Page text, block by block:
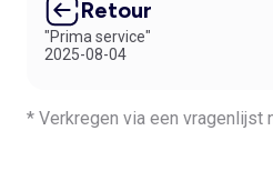
Retour
"Prima service"
2025-08-04
* Verkregen via een vragenlijst